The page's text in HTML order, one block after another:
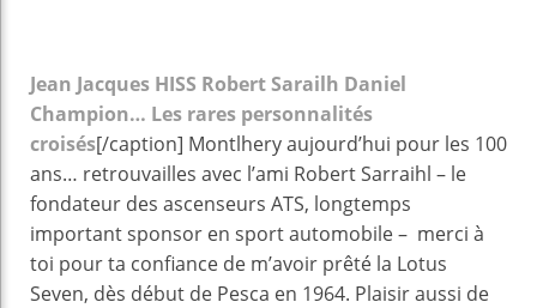
Jean Jacques HISS Robert Sarailh Daniel
Champion… Les rares personnalités
croisés[/caption] Montlhery aujourd’hui pour les 100
ans… retrouvailles avec l’ami Robert Sarraihl – le
fondateur des ascenseurs ATS, longtemps
important sponsor en sport automobile – merci à
toi pour ta confiance de m’avoir prêté la Lotus
Seven, dès début de Pesca en 1964. Plaisir aussi de